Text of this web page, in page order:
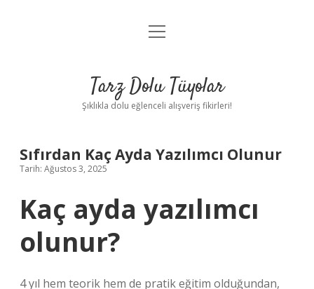
Anasayfa
Yasal Uyarı
menüyü
Tarz Dolu Tüyolar
Şıklıkla dolu eğlenceli alışveriş fikirleri!
Sıfırdan Kaç Ayda Yazılımcı Olunur
Tarih: Ağustos 3, 2025
Kaç ayda yazılımcı
olunur?
4 yıl hem teorik hem de pratik eğitim olduğundan,